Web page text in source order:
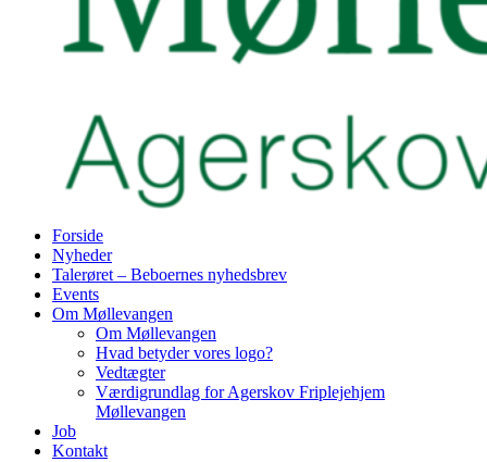
Forside
Nyheder
Talerøret – Beboernes nyhedsbrev
Events
Om Møllevangen
Om Møllevangen
Hvad betyder vores logo?
Vedtægter
Værdigrundlag for Agerskov Friplejehjem
Møllevangen
Job
Kontakt